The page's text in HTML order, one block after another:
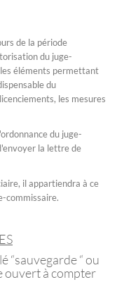
de la période
du juge-
éléments permettant
du
les mesures
du juge-
la lettre de
il appartiendra à ce
commissaire.
“sauvegarde “ ou
ouvert à compter